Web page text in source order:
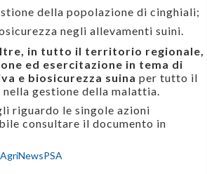
della popolazione di cinghiali;
negli allevamenti suini.
in tutto il territorio regionale,
ed esercitazione in tema di
e biosicurezza suina per tutto il
gestione della malattia.
riguardo le singole azioni
consultare il documento in
AgriNewsPSA